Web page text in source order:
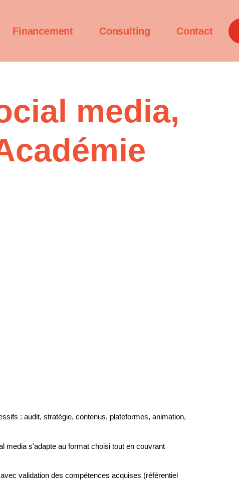
Financement Consulting Contact
media,
: audit, stratégie, contenus, plateformes, animation,
media s'adapte au format choisi tout en couvrant
validation des compétences acquises (référentiel